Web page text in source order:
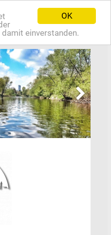
OK
einverstanden.